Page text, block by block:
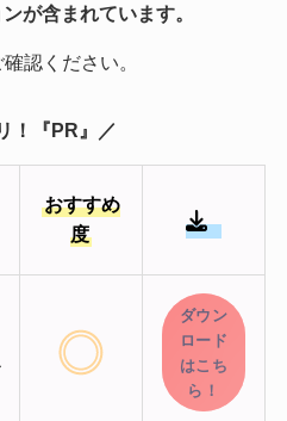
が含まれています。
認ください。
！『PR』／
おすすめ
度
ダウン
ロード
はこち
ら！